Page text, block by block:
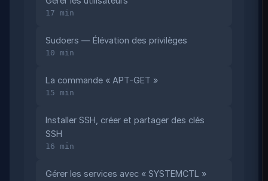
17 min
Sudoers — Élévation des privilèges
10 min
La commande « APT-GET »
15 min
Installer SSH, créer et partager des clés
SSH
16 min
Gérer les services avec « SYSTEMCTL »